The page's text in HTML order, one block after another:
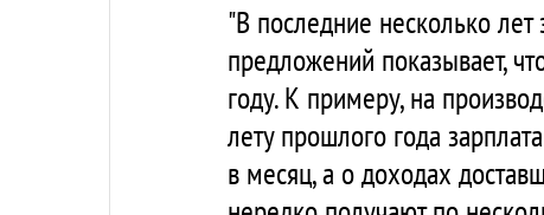
"В последние несколько
предложений показывает,
году. К примеру, на
лету прошлого года
в месяц, а о доходах